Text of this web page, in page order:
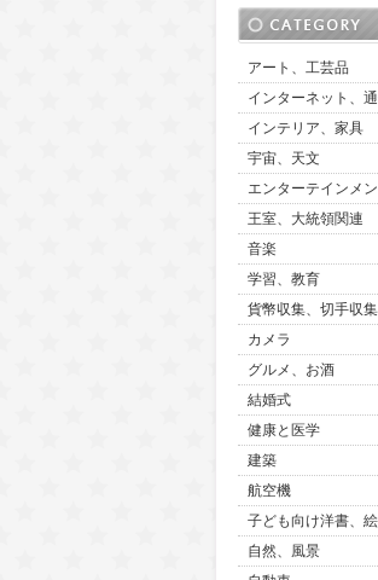
アート、工芸品
インターネット、
インテリア、家具
宇宙、天文
エンターテインメン
王室、大統領関連
音楽
学習、教育
貨幣収集、切手収集
カメラ
グルメ、お酒
結婚式
健康と医学
建築
航空機
子ども向け洋書、
自然、風景